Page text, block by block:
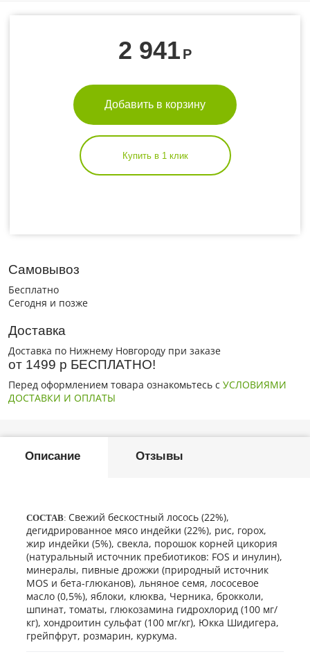
2 941 Р
Добавить в корзину
Купить в 1 клик
Самовывоз
Бесплатно
Сегодня и позже
Доставка
Доставка по Нижнему Новгороду при заказе
от 1499 р БЕСПЛАТНО!
Перед оформлением товара ознакомьтесь с УСЛОВИЯМИ
ДОСТАВКИ И ОПЛАТЫ
Описание Отзывы
СОСТАВ: Свежий бескостный лосось (22%),
дегидрированное мясо индейки (22%), рис, горох,
жир индейки (5%), свекла, порошок корней цикория
(натуральный источник пребиотиков: FOS и инулин),
минералы, пивные дрожжи (природный источник
MOS и бета-глюканов), льняное семя, лососевое
масло (0,5%), яблоки, клюква, Черника, брокколи,
шпинат, томаты, глюкозамина гидрохлорид (100 мг/
кг), хондроитин сульфат (100 мг/кг), Юкка Шидигера,
грейпфрут, розмарин, куркума.